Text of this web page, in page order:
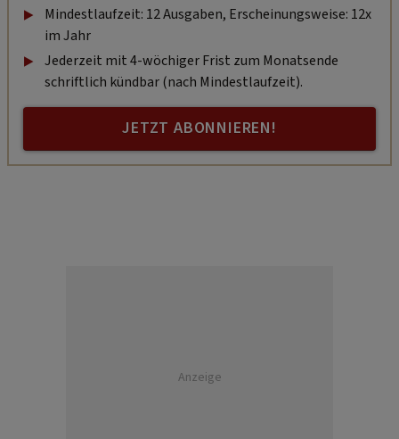
Mindestlaufzeit: 12 Ausgaben, Erscheinungsweise: 12x
im Jahr
Jederzeit mit 4-wöchiger Frist zum Monatsende
schriftlich kündbar (nach Mindestlaufzeit).
JETZT ABONNIEREN!
Anzeige